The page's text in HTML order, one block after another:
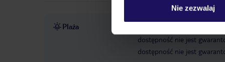
Nie zezwalaj
Plaża
dostępność nie jest
dostępność nie jest